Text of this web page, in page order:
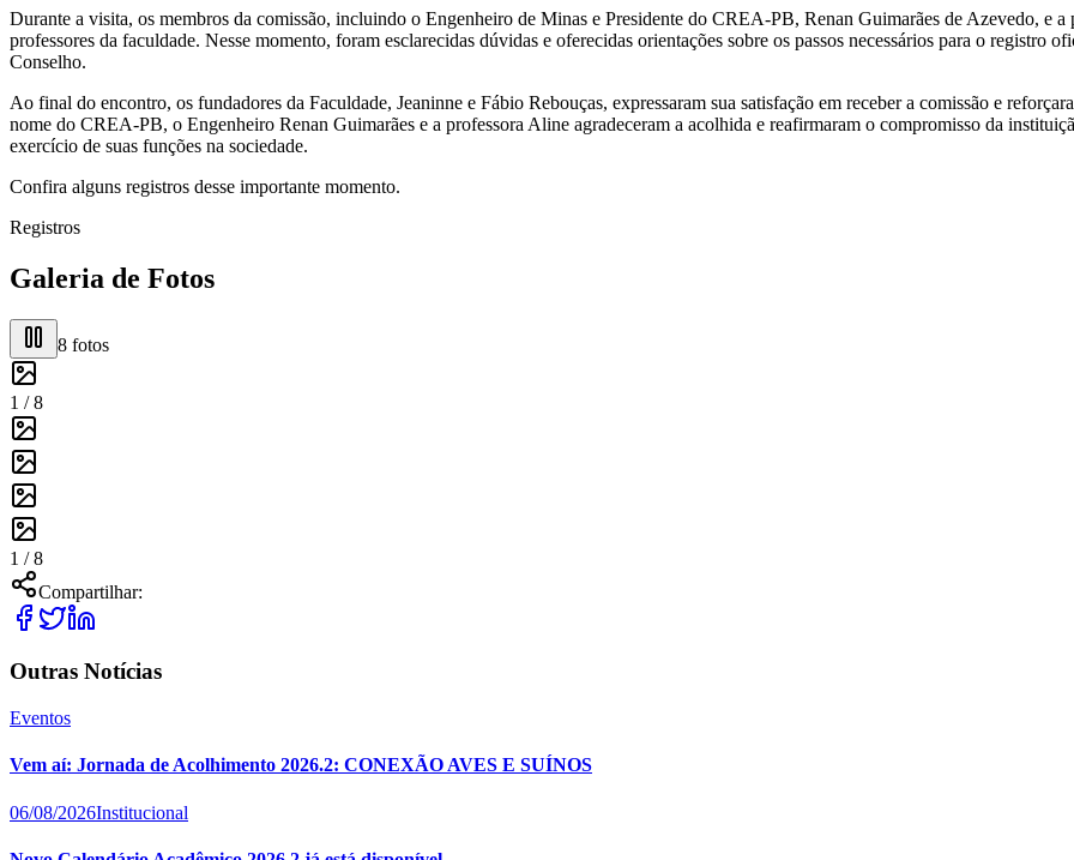
Durante a visita, os membros da comissão, incluindo o Engenheiro de Minas e Presidente do CREA-PB, Renan Guimarães de Azevedo, e
professores da faculdade. Nesse momento, foram esclarecidas dúvidas e oferecidas orientações sobre os passos necessários para o registro
Conselho.
Ao final do encontro, os fundadores da Faculdade, Jeaninne e Fábio Rebouças, expressaram sua satisfação em receber a comissão e
nome do CREA-PB, o Engenheiro Renan Guimarães e a professora Aline agradeceram a acolhida e reafirmaram o compromisso da
exercício de suas funções na sociedade.
Confira alguns registros desse importante momento.
Registros
Galeria de Fotos
8 fotos
1 /8
1 /8
Compartilhar:
Outras Notícias
Eventos
Vem aí: Jornada de Acolhimento 2026.2: CONEXÃO AVES E SUÍNOS
06/08/2026Institucional